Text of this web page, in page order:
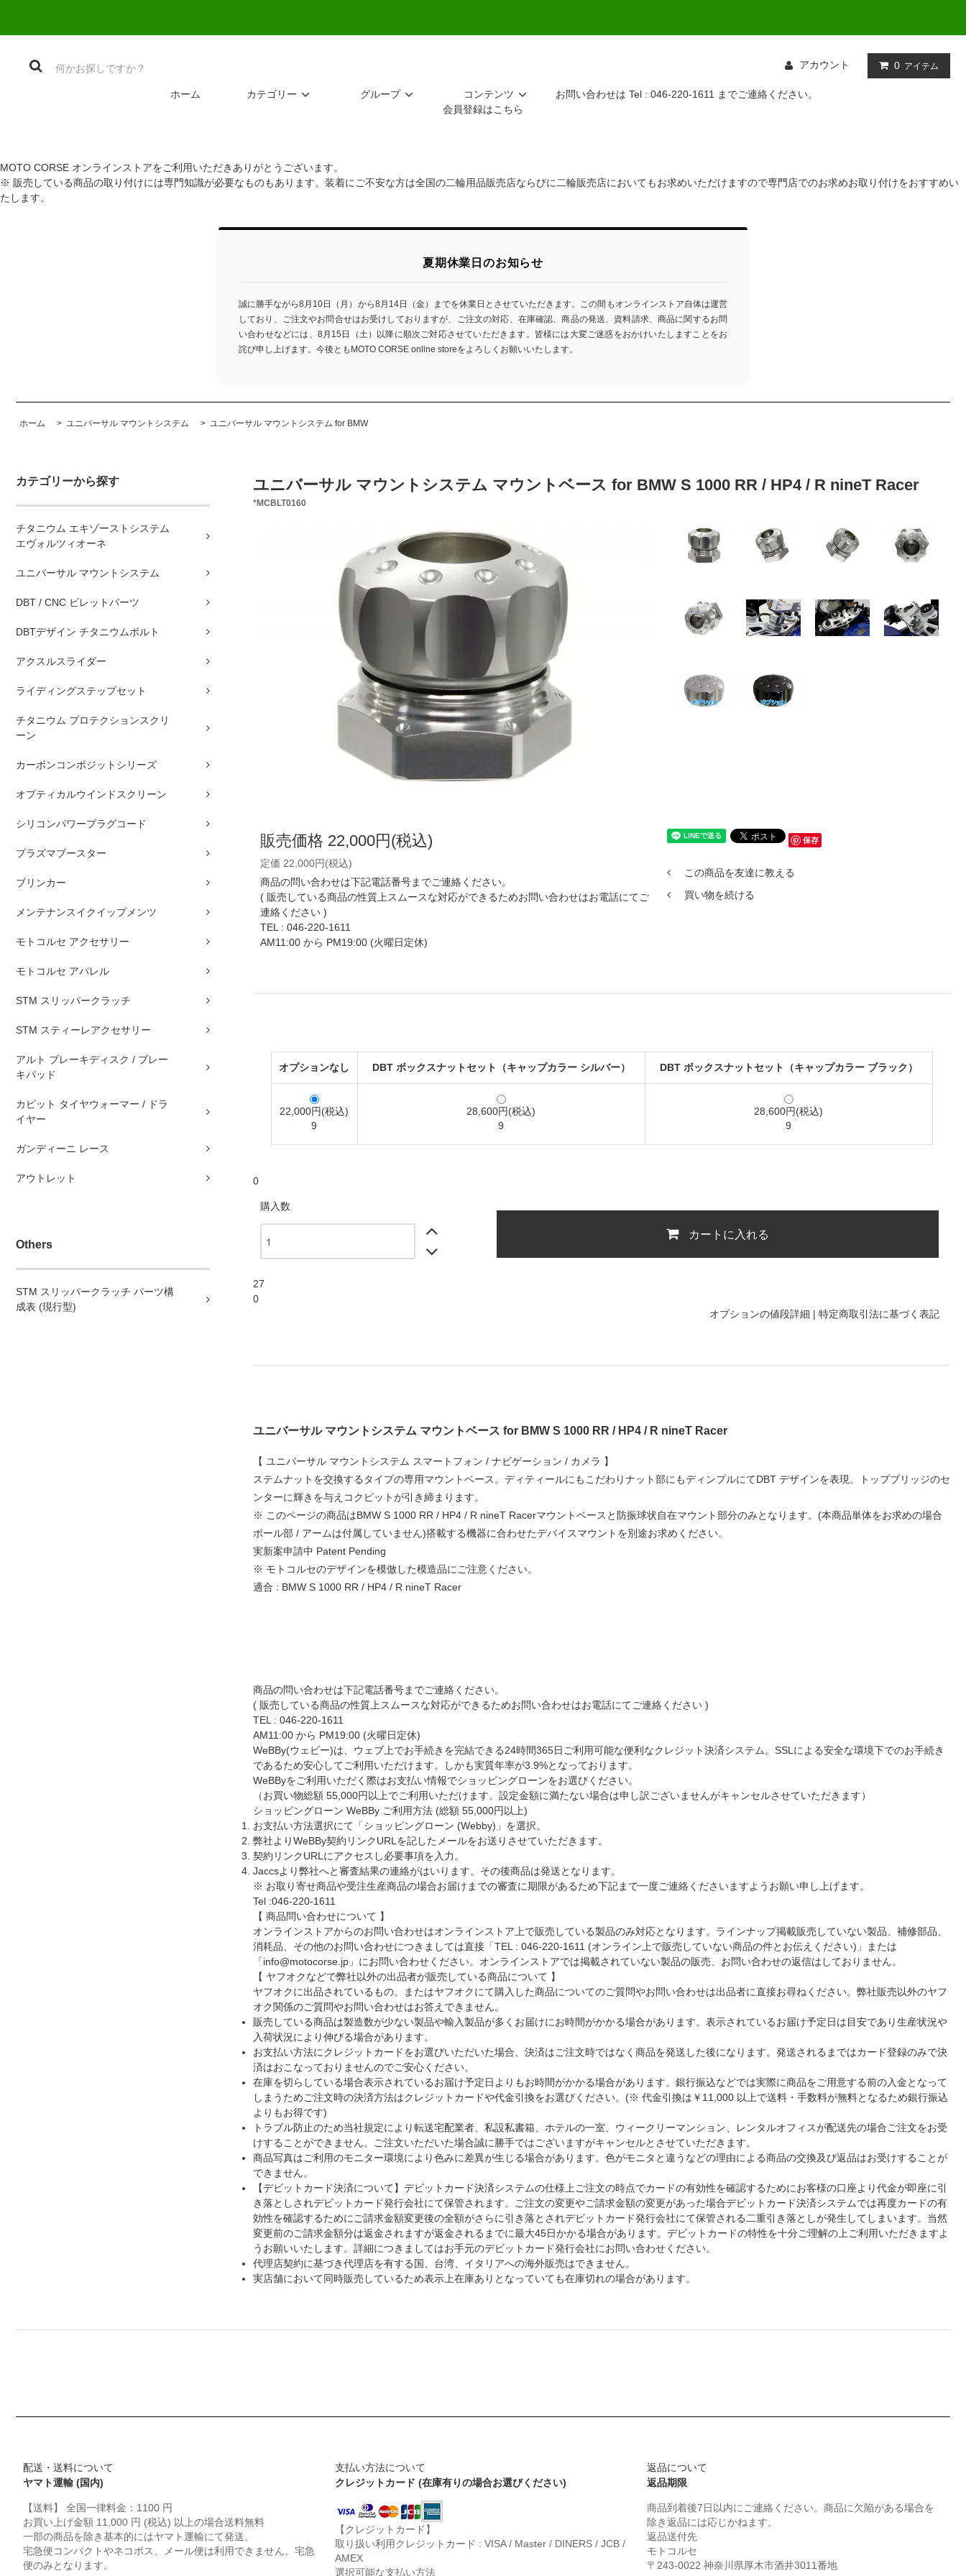
アカウント 0 アイテム
ホーム カテゴリー グループ コンテンツ
お問い合わせは Tel : 046-220-1611 までご連絡ください。
会員登録はこちら
MOTO CORSE オンラインストアをご利用いただきありがとうございます。
※ 販売している商品の取り付けには専門知識が必要なものもあります。装着にご不安な方は全国の二輪用品販売店ならびに二輪販売店においてもお求めいただけますので専門店でのお求めお取り付けをおすすめい
たします。
夏期休業日のお知らせ
誠に勝手ながら8月10日（月）から8月14日（金）までを休業日とさせていただきます。この間もオンラインストア自体は運営
しており、ご注文やお問合せはお受けしておりますが、ご注文の対応、在庫確認、商品の発送、資料請求、商品に関するお問
い合わせなどには、8月15日（土）以降に順次ご対応させていただきます。皆様には大変ご迷惑をおかけいたしますことをお
詫び申し上げます。今後ともMOTO CORSE online storeをよろしくお願いいたします。
ホーム > ユニバーサル マウントシステム > ユニバーサル マウントシステム for BMW
カテゴリーから探す
チタニウム エキゾーストシステム
エヴォルツィオーネ
ユニバーサル マウントシステム
DBT / CNC ビレットパーツ
DBTデザイン チタニウムボルト
アクスルスライダー
ライディングステップセット
チタニウム プロテクションスクリ
ーン
カーボンコンポジットシリーズ
オプティカルウインドスクリーン
シリコンパワープラグコード
プラズマブースター
ブリンカー
メンテナンスイクイップメンツ
モトコルセ アクセサリー
モトコルセ アパレル
STM スリッパークラッチ
STM スティーレアクセサリー
アルト ブレーキディスク / ブレー
キパッド
カピット タイヤウォーマー / ドラ
イヤー
ガンディーニ レース
アウトレット
Others
STM スリッパークラッチ パーツ構
成表 (現行型)
ユニバーサル マウントシステム マウントベース for BMW S 1000 RR / HP4 / R nineT Racer
*MCBLT0160
販売価格 22,000円(税込)
定価 22,000円(税込)
商品の問い合わせは下記電話番号までご連絡ください。
( 販売している商品の性質上スムースな対応ができるためお問い合わせはお電話にてご
連絡ください )
TEL : 046-220-1611
AM11:00 から PM19:00 (火曜日定休)
保存
この商品を友達に教える
買い物を続ける
オプションなし DBT ボックスナットセット（キャップカラー シルバー） DBT ボックスナットセット（キャップカラー ブラック）
22,000円(税込)
9
28,600円(税込)
9
28,600円(税込)
9
0
購入数
カートに入れる
27
0
オプションの値段詳細 | 特定商取引法に基づく表記
ユニバーサル マウントシステム マウントベース for BMW S 1000 RR / HP4 / R nineT Racer
【 ユニバーサル マウントシステム スマートフォン / ナビゲーション / カメラ 】
ステムナットを交換するタイプの専用マウントベース。ディティールにもこだわりナット部にもディンプルにてDBT デザインを表現。トップブリッジのセ
ンターに輝きを与えコクピットが引き締まります。
※ このページの商品はBMW S 1000 RR / HP4 / R nineT Racerマウントベースと防振球状自在マウント部分のみとなります。(本商品単体をお求めの場合
ボール部 / アームは付属していません)搭載する機器に合わせたデバイスマウントを別途お求めください。
実新案申請中 Patent Pending
※ モトコルセのデザインを模倣した模造品にご注意ください。
適合 : BMW S 1000 RR / HP4 / R nineT Racer
商品の問い合わせは下記電話番号までご連絡ください。
( 販売している商品の性質上スムースな対応ができるためお問い合わせはお電話にてご連絡ください )
TEL : 046-220-1611
AM11:00 から PM19:00 (火曜日定休)
WeBBy(ウェビー)は、ウェブ上でお手続きを完結できる24時間365日ご利用可能な便利なクレジット決済システム。SSLによる安全な環境下でのお手続き
であるため安心してご利用いただけます。しかも実質年率が3.9%となっております。
WeBByをご利用いただく際はお支払い情報でショッピングローンをお選びください。
（お買い物総額 55,000円以上でご利用いただけます。設定金額に満たない場合は申し訳ございませんがキャンセルさせていただきます）
ショッピングローン WeBBy ご利用方法 (総額 55,000円以上)
お支払い方法選択にて「ショッピングローン (Webby)」を選択。
弊社よりWeBBy契約リンクURLを記したメールをお送りさせていただきます。
契約リンクURLにアクセスし必要事項を入力。
Jaccsより弊社へと審査結果の連絡がはいります。その後商品は発送となります。
※ お取り寄せ商品や受注生産商品の場合お届けまでの審査に期限があるため下記まで一度ご連絡くださいますようお願い申し上げます。
Tel :046-220-1611
【 商品問い合わせについて 】
オンラインストアからのお問い合わせはオンラインストア上で販売している製品のみ対応となります。ラインナップ掲載販売していない製品、補修部品、
消耗品、その他のお問い合わせにつきましては直接「TEL : 046-220-1611 (オンライン上で販売していない商品の件とお伝えください)」または
「info@motocorse.jp」にお問い合わせください。オンラインストアでは掲載されていない製品の販売、お問い合わせの返信はしておりません。
【 ヤフオクなどで弊社以外の出品者が販売している商品について 】
ヤフオクに出品されているもの。またはヤフオクにて購入した商品についてのご質問やお問い合わせは出品者に直接お尋ねください。弊社販売以外のヤフ
オク関係のご質問やお問い合わせはお答えできません。
販売している商品は製造数が少ない製品や輸入製品が多くお届けにお時間がかかる場合があります。表示されているお届け予定日は目安であり生産状況や
入荷状況により伸びる場合があります。
お支払い方法にクレジットカードをお選びいただいた場合、決済はご注文時ではなく商品を発送した後になります。発送されるまではカード登録のみで決
済はおこなっておりませんのでご安心ください。
在庫を切らしている場合表示されているお届け予定日よりもお時間がかかる場合があります。銀行振込などでは実際に商品をご用意する前の入金となって
しまうためご注文時の決済方法はクレジットカードや代金引換をお選びください。(※ 代金引換は￥11,000 以上で送料・手数料が無料となるため銀行振込
よりもお得です)
トラブル防止のため当社規定により転送宅配業者、私設私書箱、ホテルの一室、ウィークリーマンション、レンタルオフィスが配送先の場合ご注文をお受
けすることができません。ご注文いただいた場合誠に勝手ではございますがキャンセルとさせていただきます。
商品写真はご利用のモニター環境により色みに差異が生じる場合があります。色がモニタと違うなどの理由による商品の交換及び返品はお受けすることが
できません。
【デビットカード決済について】デビットカード決済システムの仕様上ご注文の時点でカードの有効性を確認するためにお客様の口座より代金が即座に引
き落としされデビットカード発行会社にて保管されます。ご注文の変更やご請求金額の変更があった場合デビットカード決済システムでは再度カードの有
効性を確認するためにご請求金額変更後の全額がさらに引き落とされデビットカード発行会社にて保管される二重引き落としが発生してしまいます。当然
変更前のご請求金額分は返金されますが返金されるまでに最大45日かかる場合があります。デビットカードの特性を十分ご理解の上ご利用いただきますよ
うお願いいたします。詳細につきましてはお手元のデビットカード発行会社にお問い合わせください。
代理店契約に基づき代理店を有する国、台湾、イタリアへの海外販売はできません。
実店舗において同時販売しているため表示上在庫ありとなっていても在庫切れの場合があります。
配送・送料について
ヤマト運輸 (国内)
【送料】 全国一律料金：1100 円
お買い上げ金額 11,000 円 (税込) 以上の場合送料無料
一部の商品を除き基本的にはヤマト運輸にて発送。
宅急便コンパクトやネコポス、メール便は利用できません。宅急
便のみとなります。
支払い方法について
クレジットカード (在庫有りの場合お選びください)
【クレジットカード】
取り扱い利用クレジットカード : VISA / Master / DINERS / JCB /
AMEX
選択可能な支払い方法
返品について
返品期限
商品到着後7日以内にご連絡ください。商品に欠陥がある場合を
除き返品には応じかねます。
返品送付先
モトコルセ
〒243-0022 神奈川県厚木市酒井3011番地